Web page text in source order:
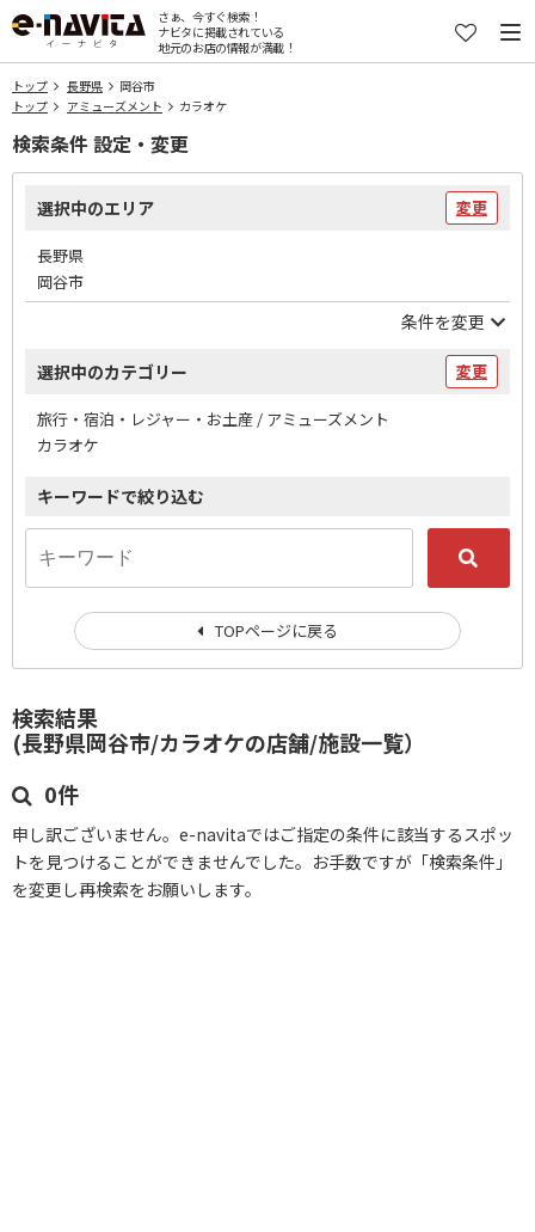
さぁ、今すぐ検索！
ナビタに掲載されている
地元のお店の情報が満載！
トップ 長野県
岡谷市
トップ
アミューズメント カラオケ
検索結果
(長野県岡谷市/カラオケの店舗/施設一覧）
0件
申し訳ございません。e-navitaではご指定の条件に該当するスポッ
トを見つけることができませんでした。お手数ですが「検索条件」
を変更し再検索をお願いします。
検索条件 設定・変更
選択中のエリア 変更
長野県
岡谷市
条件を変更
選択中のカテゴリー 変更
旅行・宿泊・レジャー・お土産 / アミューズメント
カラオケ
キーワードで絞り込む
TOPページに戻る